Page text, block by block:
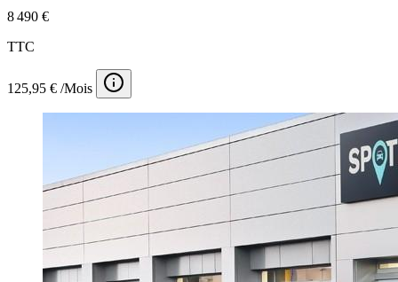
8 490 €
TTC
125,95 € /Mois